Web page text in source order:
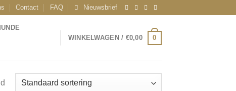
Contact FAQ Nieuwsbrief
WINKELWAGEN / €0,00 0